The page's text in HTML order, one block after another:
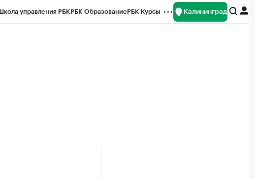
управления РБКРБК ОбразованиеРБК Курсы Калининград